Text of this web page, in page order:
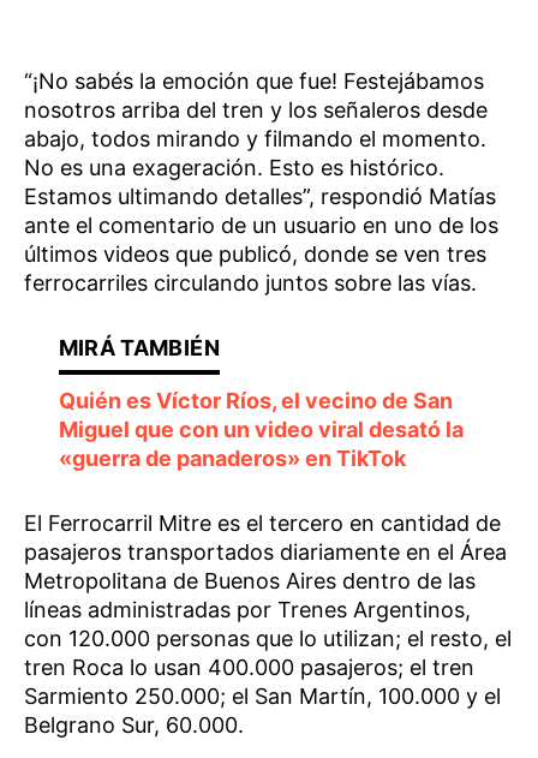
“¡No sabés la emoción que fue! Festejábamos
nosotros arriba del tren y los señaleros desde
abajo, todos mirando y filmando el momento.
No es una exageración. Esto es histórico.
Estamos ultimando detalles”, respondió Matías
ante el comentario de un usuario en uno de los
últimos videos que publicó, donde se ven tres
ferrocarriles circulando juntos sobre las vías.
Quién es Víctor Ríos, el vecino de San
Miguel que con un video viral desató la
«guerra de panaderos» en TikTok
El Ferrocarril Mitre es el tercero en cantidad de
pasajeros transportados diariamente en el Área
Metropolitana de Buenos Aires dentro de las
líneas administradas por Trenes Argentinos,
con 120.000 personas que lo utilizan; el resto, el
tren Roca lo usan 400.000 pasajeros; el tren
Sarmiento 250.000; el San Martín, 100.000 y el
Belgrano Sur, 60.000.